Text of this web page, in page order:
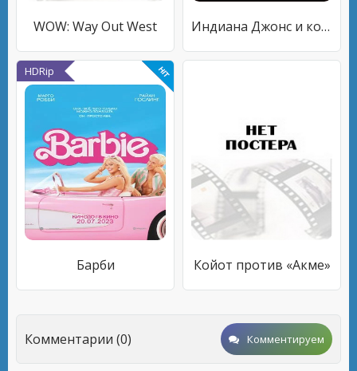
WOW: Way Out West Индиана Джонс и колесо судьбы
HDRip
Барби Койот против «Акме»
Комментарии (0) Комментируем